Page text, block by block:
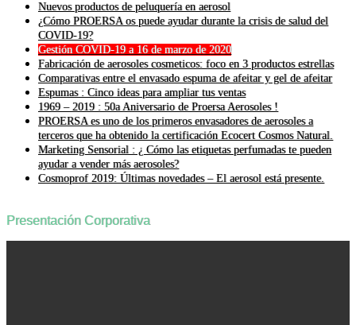
Nuevos productos de peluquería en aerosol
¿Cómo PROERSA os puede ayudar durante la crisis de salud del
COVID-19?
Gestión COVID-19 a 16 de marzo de 2020
Fabricación de aerosoles cosmeticos: foco en 3 productos estrellas
Comparativas entre el envasado espuma de afeitar y gel de afeitar
Espumas : Cinco ideas para ampliar tus ventas
1969 – 2019 : 50a Aniversario de Proersa Aerosoles !
PROERSA es uno de los primeros envasadores de aerosoles a
terceros que ha obtenido la certificación Ecocert Cosmos Natural.
Marketing Sensorial : ¿ Cómo las etiquetas perfumadas te pueden
ayudar a vender más aerosoles?
Cosmoprof 2019: Últimas novedades – El aerosol está presente.
Presentación Corporativa